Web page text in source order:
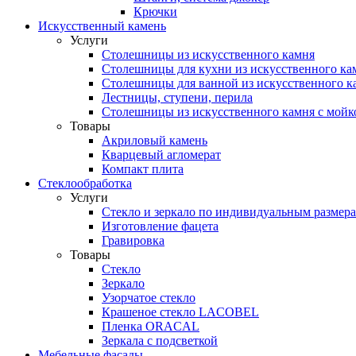
Крючки
Искусственный камень
Услуги
Столешницы из искусственного камня
Столешницы для кухни из искусственного
Столешницы для ванной из искусственного
Лестницы, ступени, перила
Столешницы из искусственного камня с
Товары
Акриловый камень
Кварцевый агломерат
Компакт плита
Стеклообработка
Услуги
Стекло и зеркало по индивидуальным
Изготовление фацета
Гравировка
Товары
Стекло
Зеркало
Узорчатое стекло
Крашеное стекло LACOBEL
Пленка ORACAL
Зеркала с подсветкой